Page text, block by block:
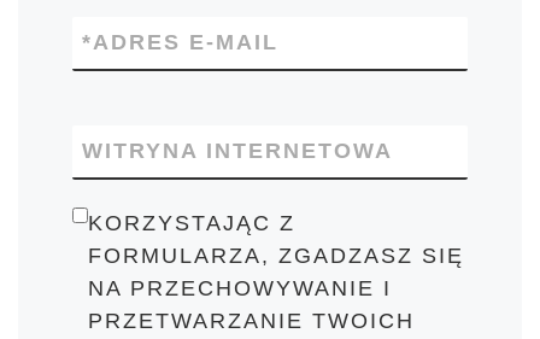
ADRES E-MAIL
*
WITRYNA INTERNETOWA
KORZYSTAJĄC Z
FORMULARZA, ZGADZASZ SIĘ
NA PRZECHOWYWANIE I
PRZETWARZANIE TWOICH